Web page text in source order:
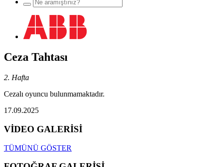
Ceza Tahtası
2. Hafta
Cezalı oyuncu bulunmamaktadır.
17.09.2025
VİDEO GALERİSİ
TÜMÜNÜ GÖSTER